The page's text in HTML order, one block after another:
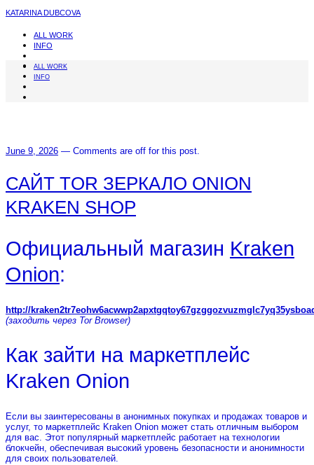
KATARINA DUBCOVA
ALL WORK
INFO
ALL WORK
INFO
June 9, 2026 — Comments are off for this post.
САЙТ TOR ЗЕРКАЛО ONION
KRAKEN SHOP
Официальный магазин Kraken
Onion:
http://
(заходить через Tor Browser)
Как зайти на маркетплейс
Kraken Onion
Если вы заинтересованы в анонимных покупках и продажах товаров и
услуг, то маркетплейс Kraken Onion может стать отличным выбором
для вас. Этот популярный маркетплейс работает на технологии
блокчейн, обеспечивая высокий уровень безопасности и анонимности
для своих пользователей.